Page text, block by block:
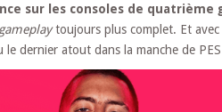
sur les consoles de quatrième
gameplaytoujours plus complet. Et avec
le dernier atout dans la manche de